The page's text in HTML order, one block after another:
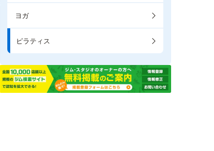
ヨガ
ピラティス